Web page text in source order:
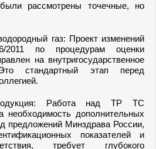
рассмотрены точечные, но
газ: Проект изменений
по процедурам оценки
на внутригосударственное
стандартный этап перед
Работа над ТР ТС
необходимость дополнительных
предложений Минздрава России,
показателей и
требует глубокого